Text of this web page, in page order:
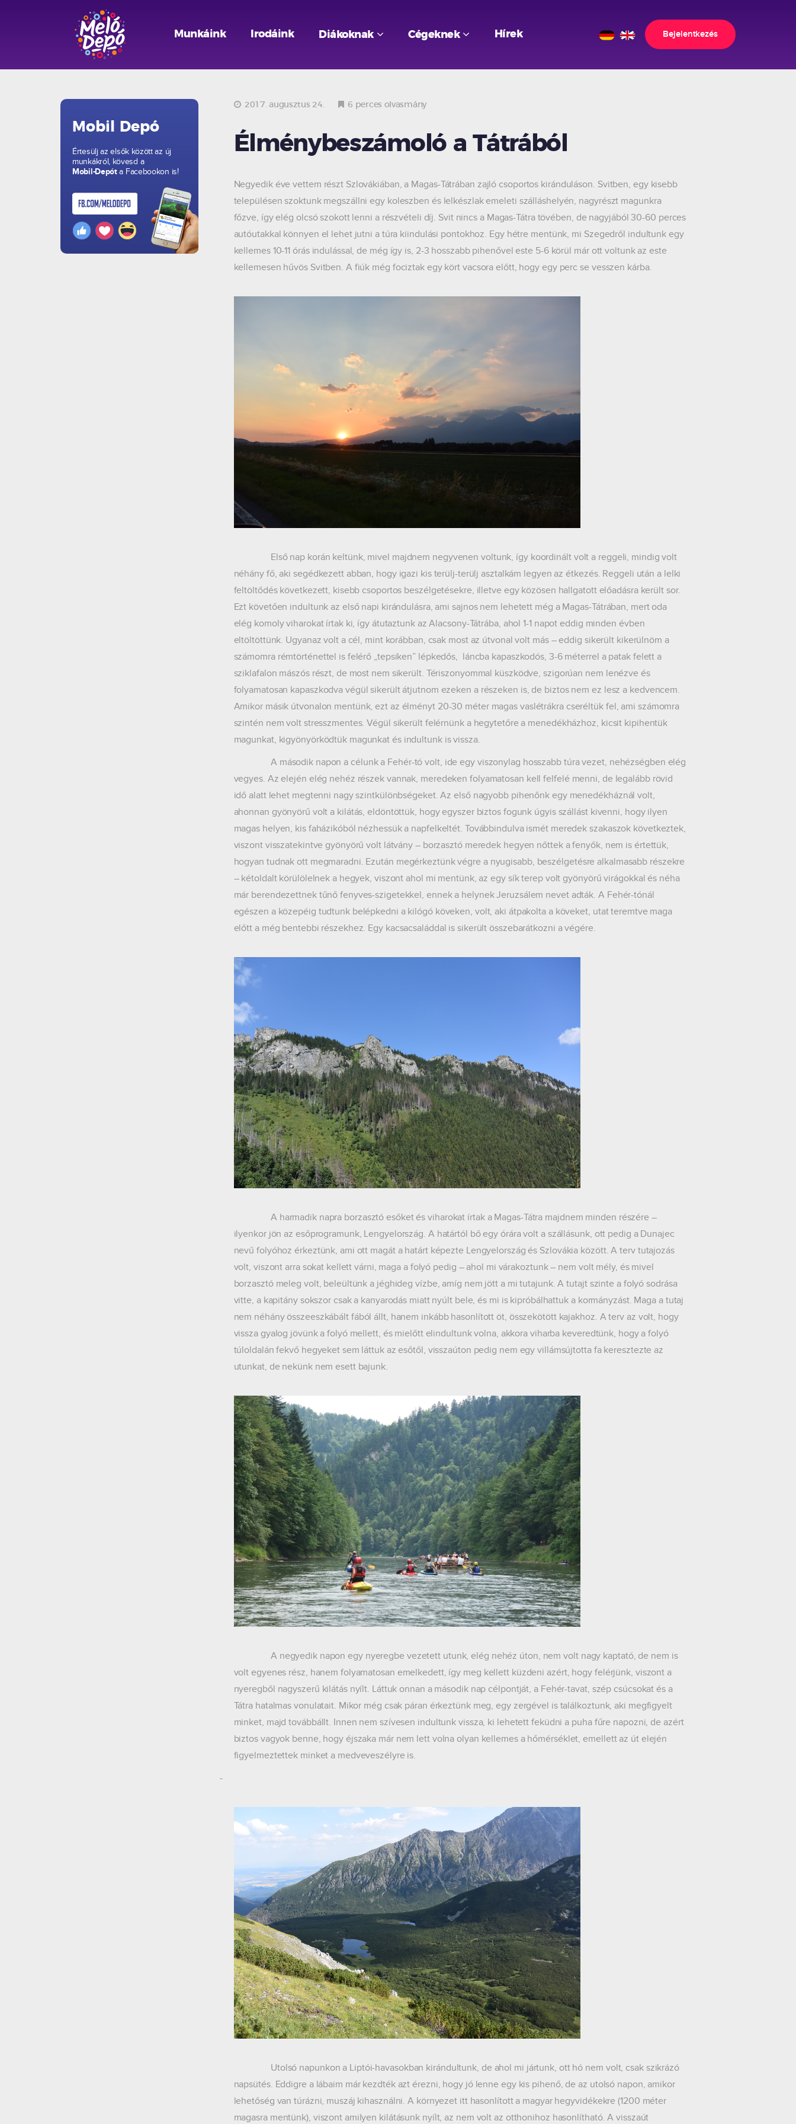
Munkáink Irodáink Diákoknak Cégeknek Hírek Bejelentkezés
Mobil Depó
Értesülj az elsők között az új
munkákról, kövesd a
Mobil-Depóta Facebookon is!
2017. augusztus 24. 6 perces olvasmány
Élménybeszámoló a Tátrából
Negyedik éve vettem részt Szlovákiában, a Magas-Tátrában zajló csoportos kiránduláson. Svitben, egy kisebb
településen szoktunk megszállni egy koleszben és lelkészlak emeleti szálláshelyén, nagyrészt magunkra
főzve, így elég olcsó szokott lenni a részvételi díj. Svit nincs a Magas-Tátra tövében, de nagyjából 30-60 perces
autóutakkal könnyen el lehet jutni a túra kiindulási pontokhoz. Egy hétre mentünk, mi Szegedről indultunk egy
kellemes 10-11 órás indulással, de még így is, 2-3 hosszabb pihenővel este 5-6 körül már ott voltunk az este
kellemesen hűvös Svitben. A fiúk még fociztak egy kört vacsora előtt, hogy egy perc se vesszen kárba.
Első nap korán keltünk, mivel majdnem negyvenen voltunk, így koordinált volt a reggeli, mindig volt
néhány fő, aki segédkezett abban, hogy igazi kis terülj-terülj asztalkám legyen az étkezés. Reggeli után a lelki
feltöltődés következett, kisebb csoportos beszélgetésekre, illetve egy közösen hallgatott előadásra került sor.
Ezt követően indultunk az első napi kirándulásra, ami sajnos nem lehetett még a Magas-Tátrában, mert oda
elég komoly viharokat írtak ki, így átutaztunk az Alacsony-Tátrába, ahol 1-1 napot eddig minden évben
eltöltöttünk. Ugyanaz volt a cél, mint korábban, csak most az útvonal volt más – eddig sikerült kikerülnöm a
számomra rémtörténettel is felérő „tepsiken” lépkedős, láncba kapaszkodós, 3-6 méterrel a patak felett a
sziklafalon mászós részt, de most nem sikerült. Tériszonyommal küszködve, szigorúan nem lenézve és
folyamatosan kapaszkodva végül sikerült átjutnom ezeken a részeken is, de biztos nem ez lesz a kedvencem.
Amikor másik útvonalon mentünk, ezt az élményt 20-30 méter magas vaslétrákra cseréltük fel, ami számomra
szintén nem volt stresszmentes. Végül sikerült felérnünk a hegytetőre a menedékházhoz, kicsit kipihentük
magunkat, kigyönyörködtük magunkat és indultunk is vissza.
A második napon a célunk a Fehér-tó volt, ide egy viszonylag hosszabb túra vezet, nehézségben elég
vegyes. Az elején elég nehéz részek vannak, meredeken folyamatosan kell felfelé menni, de legalább rövid
idő alatt lehet megtenni nagy szintkülönbségeket. Az első nagyobb pihenőnk egy menedékháznál volt,
ahonnan gyönyörű volt a kilátás, eldöntöttük, hogy egyszer biztos fogunk úgyis szállást kivenni, hogy ilyen
magas helyen, kis faházikóból nézhessük a napfelkeltét. Továbbindulva ismét meredek szakaszok következtek,
viszont visszatekintve gyönyörű volt látvány – borzasztó meredek hegyen nőttek a fenyők, nem is értettük,
hogyan tudnak ott megmaradni. Ezután megérkeztünk végre a nyugisabb, beszélgetésre alkalmasabb részekre
– kétoldalt körülölelnek a hegyek, viszont ahol mi mentünk, az egy sík terep volt gyönyörű virágokkal és néha
már berendezettnek tűnő fenyves-szigetekkel, ennek a helynek Jeruzsálem nevet adták. A Fehér-tónál
egészen a közepéig tudtunk belépkedni a kilógó köveken, volt, aki átpakolta a köveket, utat teremtve maga
előtt a még bentebbi részekhez. Egy kacsacsaláddal is sikerült összebarátkozni a végére.
A harmadik napra borzasztó esőket és viharokat írtak a Magas-Tátra majdnem minden részére –
ilyenkor jön az esőprogramunk, Lengyelország. A határtól bő egy órára volt a szállásunk, ott pedig a Dunajec
nevű folyóhoz érkeztünk, ami ott magát a határt képezte Lengyelország és Szlovákia között. A terv tutajozás
volt, viszont arra sokat kellett várni, maga a folyó pedig – ahol mi várakoztunk – nem volt mély, és mivel
borzasztó meleg volt, beleültünk a jéghideg vízbe, amíg nem jött a mi tutajunk. A tutajt szinte a folyó sodrása
vitte, a kapitány sokszor csak a kanyarodás miatt nyúlt bele, és mi is kipróbálhattuk a kormányzást. Maga a tutaj
nem néhány összeeszkábált fából állt, hanem inkább hasonlított öt, összekötött kajakhoz. A terv az volt, hogy
vissza gyalog jövünk a folyó mellett, és mielőtt elindultunk volna, akkora viharba keveredtünk, hogy a folyó
túloldalán fekvő hegyeket sem láttuk az esőtől, visszaúton pedig nem egy villámsújtotta fa keresztezte az
utunkat, de nekünk nem esett bajunk.
A negyedik napon egy nyeregbe vezetett utunk, elég nehéz úton, nem volt nagy kaptató, de nem is
volt egyenes rész, hanem folyamatosan emelkedett, így meg kellett küzdeni azért, hogy felérjünk, viszont a
nyeregből nagyszerű kilátás nyílt. Láttuk onnan a második nap célpontját, a Fehér-tavat, szép csúcsokat és a
Tátra hatalmas vonulatait. Mikor még csak páran érkeztünk meg, egy zergével is találkoztunk, aki megfigyelt
minket, majd továbbállt. Innen nem szívesen indultunk vissza, ki lehetett feküdni a puha fűre napozni, de azért
biztos vagyok benne, hogy éjszaka már nem lett volna olyan kellemes a hőmérséklet, emellett az út elején
figyelmeztettek minket a medveveszélyre is.
-
Utolsó napunkon a Liptói-havasokban kirándultunk, de ahol mi jártunk, ott hó nem volt, csak szikrázó
napsütés. Eddigre a lábaim már kezdték azt érezni, hogy jó lenne egy kis pihenő, de az utolsó napon, amikor
lehetőség van túrázni, muszáj kihasználni. A környezet itt hasonlított a magyar hegyvidékekre (1200 méter
magasra mentünk), viszont amilyen kilátásunk nyílt, az nem volt az otthonihoz hasonlítható. A visszaút